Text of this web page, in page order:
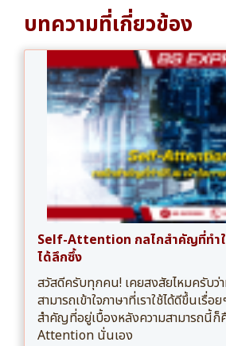
บทความที่เกี่ยวข้อง
Self-Attention กลไกสำคัญที่ทำใ
ได้ลึกซึ้ง
สวัสดีครับทุกคน! เคยสงสัยไหมครับว่
สามารถเข้าใจภาษาที่เราใช้ได้ดีขึ้นเรื่
สำคัญที่อยู่เบื้องหลังความสามารถนี้ก็
Attention นั่นเอง